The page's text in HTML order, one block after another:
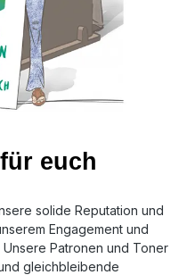
euch
solide Reputation und
Engagement und
Patronen und Toner
gleichbleibende